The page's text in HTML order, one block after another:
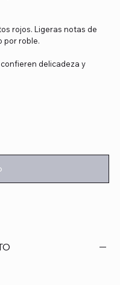
rojos. Ligeras notas de
por roble.
delicadeza y